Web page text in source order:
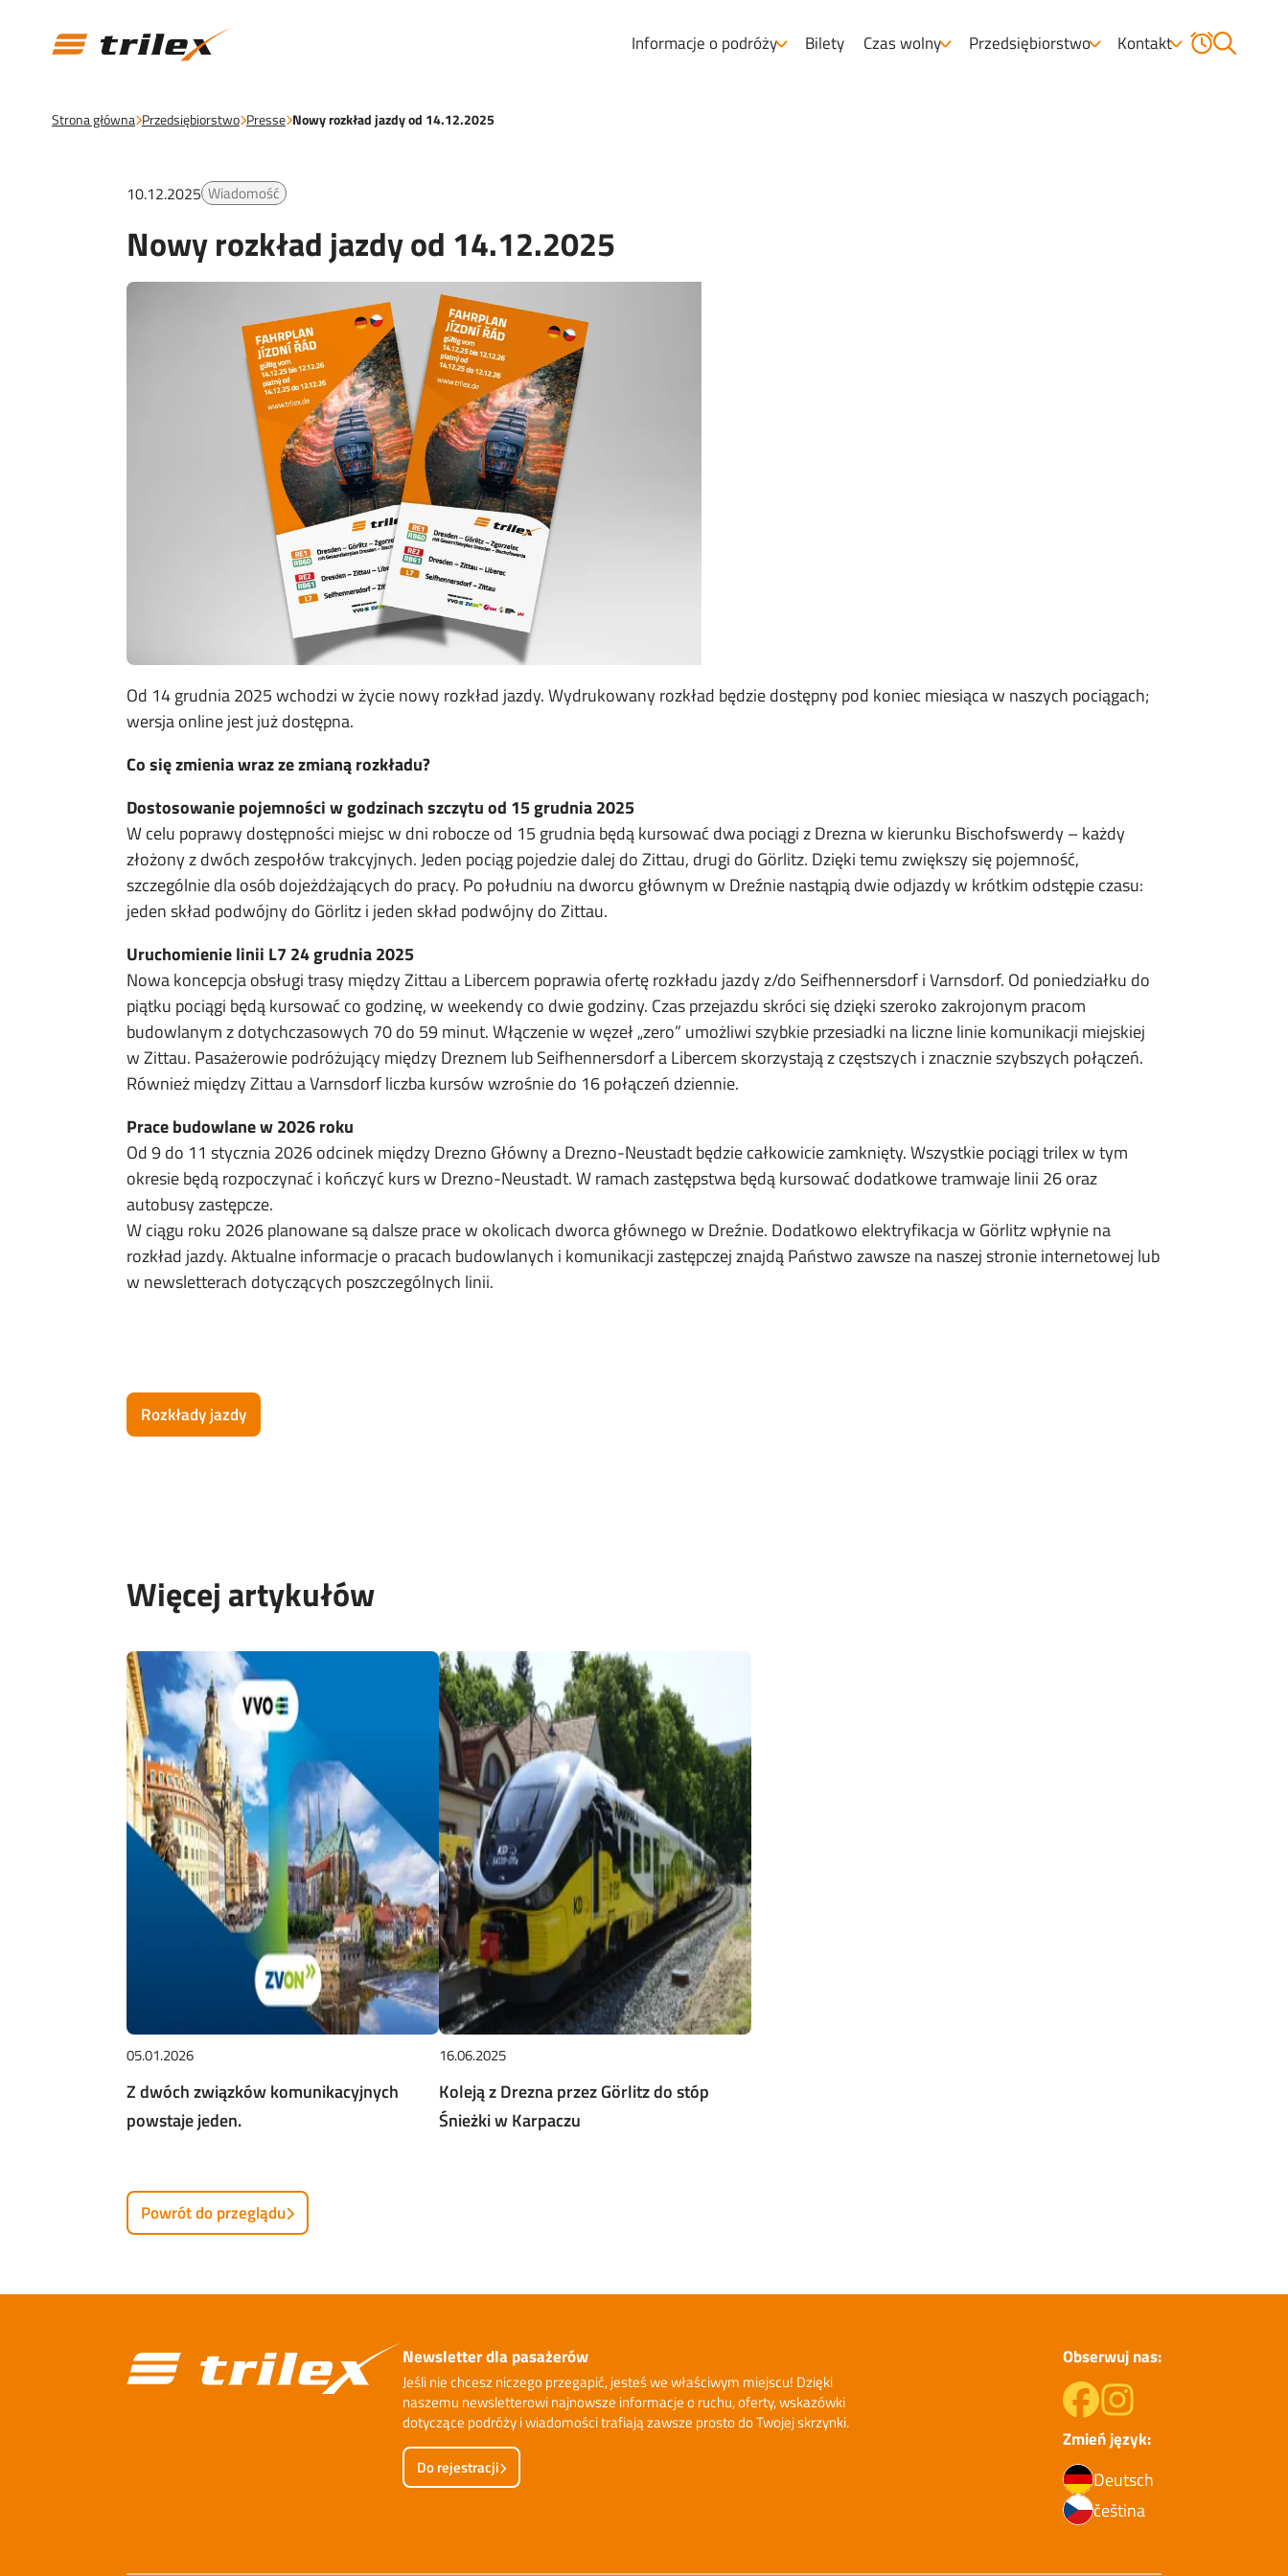
Informacje o podróży Bilety Czas wolny Przedsiębiorstwo Kontakt
Strona główna Przedsiębiorstwo Presse Nowy rozkład jazdy od 14.12.2025
10.12.2025 Wiadomość
Nowy rozkład jazdy od 14.12.2025
Od 14 grudnia 2025 wchodzi w życie nowy rozkład jazdy. Wydrukowany rozkład będzie dostępny pod koniec miesiąca w naszych pociągach;
wersja online jest już dostępna.
Co się zmienia wraz ze zmianą rozkładu?
Dostosowanie pojemności w godzinach szczytu od 15 grudnia 2025
W celu poprawy dostępności miejsc w dni robocze od 15 grudnia będą kursować dwa pociągi z Drezna w kierunku Bischofswerdy – każdy
złożony z dwóch zespołów trakcyjnych. Jeden pociąg pojedzie dalej do Zittau, drugi do Görlitz. Dzięki temu zwiększy się pojemność,
szczególnie dla osób dojeżdżających do pracy. Po południu na dworcu głównym w Dreźnie nastąpią dwie odjazdy w krótkim odstępie czasu:
jeden skład podwójny do Görlitz i jeden skład podwójny do Zittau.
Uruchomienie linii L7 24 grudnia 2025
Nowa koncepcja obsługi trasy między Zittau a Libercem poprawia ofertę rozkładu jazdy z/do Seifhennersdorf i Varnsdorf. Od poniedziałku do
piątku pociągi będą kursować co godzinę, w weekendy co dwie godziny. Czas przejazdu skróci się dzięki szeroko zakrojonym pracom
budowlanym z dotychczasowych 70 do 59 minut. Włączenie w węzeł „zero” umożliwi szybkie przesiadki na liczne linie komunikacji miejskiej
w Zittau. Pasażerowie podróżujący między Dreznem lub Seifhennersdorf a Libercem skorzystają z częstszych i znacznie szybszych połączeń.
Również między Zittau a Varnsdorf liczba kursów wzrośnie do 16 połączeń dziennie.
Prace budowlane w 2026 roku
Od 9 do 11 stycznia 2026 odcinek między Drezno Główny a Drezno-Neustadt będzie całkowicie zamknięty. Wszystkie pociągi trilex w tym
okresie będą rozpoczynać i kończyć kurs w Drezno-Neustadt. W ramach zastępstwa będą kursować dodatkowe tramwaje linii 26 oraz
autobusy zastępcze.
W ciągu roku 2026 planowane są dalsze prace w okolicach dworca głównego w Dreźnie. Dodatkowo elektryfikacja w Görlitz wpłynie na
rozkład jazdy. Aktualne informacje o pracach budowlanych i komunikacji zastępczej znajdą Państwo zawsze na naszej stronie internetowej lub
w newsletterach dotyczących poszczególnych linii.
Rozkłady jazdy
Więcej artykułów
05.01.2026
Z dwóch związków komunikacyjnych
powstaje jeden.
16.06.2025
Koleją z Drezna przez Görlitz do stóp
Śnieżki w Karpaczu
Powrót do przeglądu
Newsletter dla pasażerów
Jeśli nie chcesz niczego przegapić, jesteś we właściwym miejscu! Dzięki
naszemu newsletterowi najnowsze informacje o ruchu, oferty, wskazówki
dotyczące podróży i wiadomości trafiają zawsze prosto do Twojej skrzynki.
Do rejestracji
Obserwuj nas:
Zmień język:
Deutsch
čeština